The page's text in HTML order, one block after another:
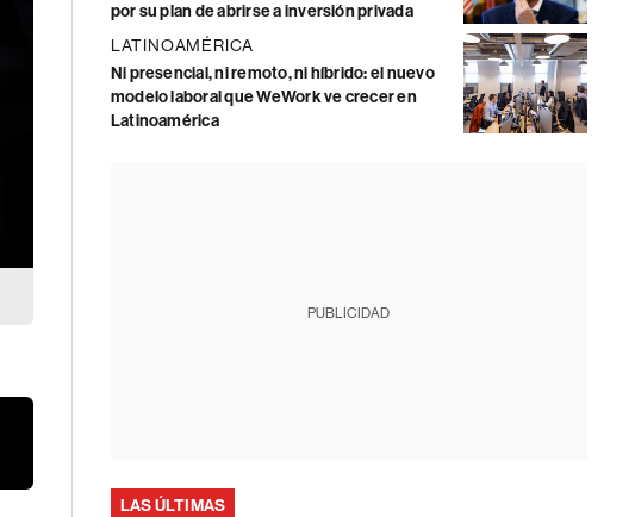
por su plan de abrirse a inversión privada
LATINOAMÉRICA
Ni presencial, ni remoto, ni híbrido: el nuevo
modelo laboral que WeWork ve crecer en
Latinoamérica
PUBLICIDAD
LAS ÚLTIMAS